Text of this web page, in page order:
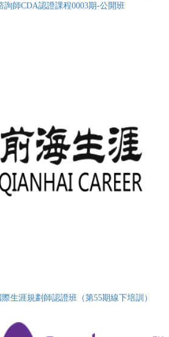
詢師CDA認證課程0003期-公開班
生涯規劃師認證班（第55期線下培訓）